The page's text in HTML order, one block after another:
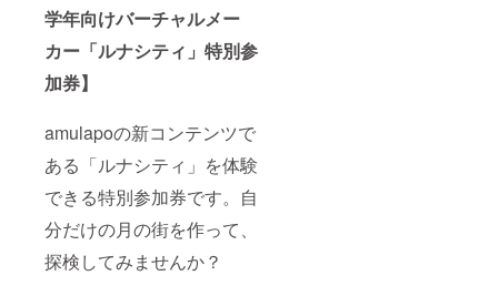
学年向けバーチャルメー
カー「ルナシティ」特別参
加券】
amulapoの新コンテンツで
ある「ルナシティ」を体験
できる特別参加券です。自
分だけの月の街を作って、
探検してみませんか？